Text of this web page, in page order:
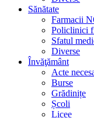
Sănătate
Farmacii
Policlinici
Sfatul
Diverse
Învăţământ
Acte
Burse
Grădinițe
Școli
Licee